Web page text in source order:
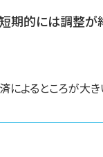
期的には調整が
よるところが大き